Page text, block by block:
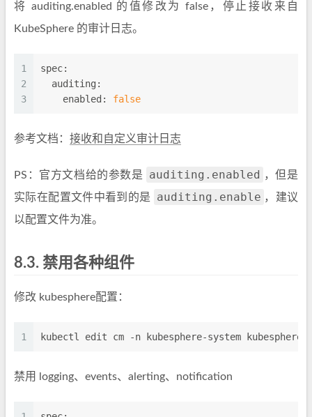
将 auditing.enabled 的值修改为 false，停止接收来自
KubeSphere 的审计日志。
1
2
3
spec:
auditing:
enabled:
false
参考文档： 接收和自定义审计日志
PS：官方文档给的参数是 auditing.enabled ，但是
实际在配置文件中看到的是
auditing.enable ，建议
以配置文件为准。
8.3. 禁用各种组件
修改 kubesphere配置：
1 kubectl edit cm -n kubesphere-system
禁用 logging、events、alerting、notification